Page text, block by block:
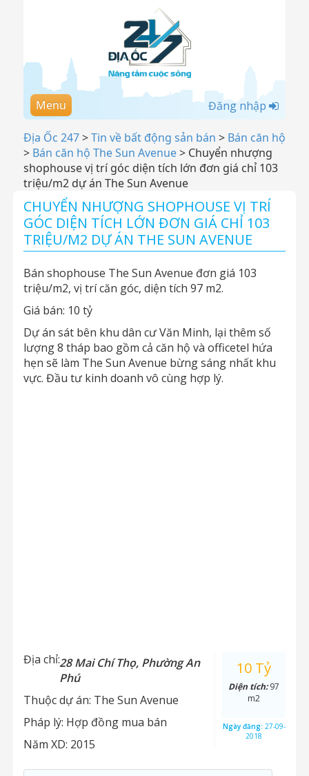
Menu Đăng nhập
Địa Ốc 247>Tin về bất động sản bán > Bán căn hộ
> Bán căn hộ The Sun Avenue> Chuyển nhượng
shophouse vị trí góc diện tích lớn đơn giá chỉ 103
triệu/m2 dự án The Sun Avenue
CHUYỂN NHƯỢNG SHOPHOUSE VỊ TRÍ
GÓC DIỆN TÍCH LỚN ĐƠN GIÁ CHỈ 103
TRIỆU/M2 DỰ ÁN THE SUN AVENUE
Bán shophouse The Sun Avenue đơn giá 103
triệu/m2, vị trí căn góc, diện tích 97 m2.
Giá bán: 10 tỷ
Dự án sát bên khu dân cư Văn Minh, lại thêm số
lượng 8 tháp bao gồm cả căn hộ và officetel hứa
hẹn sẽ làm The Sun Avenue bừng sáng nhất khu
vực. Đầu tư kinh doanh vô cùng hợp lý.
Địa chỉ:28 Mai Chí Thọ, Phường An
Phú
Thuộc dự án: The Sun Avenue
Pháp lý: Hợp đồng mua bán
Năm XD: 2015
10 Tỷ
Diện tích:97
m2
Ngày đăng: 27-09-
2018